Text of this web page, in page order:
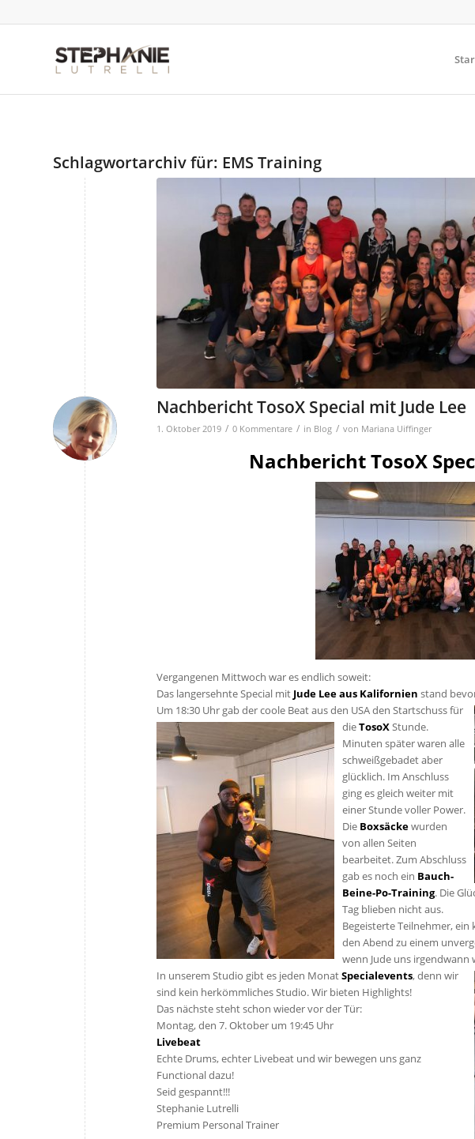
Schlagwortarchiv für: EMS Training
Nachbericht TosoX Special mit Jude Lee
1. Oktober 2019 / 0 Kommentare / in Blog / von Mariana Uiffinger
Nachbericht TosoX
Vergangenen Mittwoch war es endlich soweit:
Das langersehnte Special mit Jude Lee aus Kalifornien stand
Um 18:30 Uhr gab der coole Beat aus den USA den Startschuss für
dieTosoXStunde.
Minuten später waren alle
schweißgebadet aber
glücklich. Im Anschluss
ging es gleich weiter mit
einer Stunde voller Power.
Die Boxsäckewurden
von allen Seiten
bearbeitet. Zum Abschluss
gab es noch ein Bauch-
Beine-Po-Training. Die
Tag blieben nicht aus.
Begeisterte Teilnehmer,
den Abend zu einem
wenn Jude uns irgendwann
In unserem Studio gibt es jeden MonatSpecialevents, denn wir
sind kein herkömmliches Studio. Wir bieten Highlights!
Das nächste steht schon wieder vor der Tür:
Montag, den 7. Oktober um 19:45 Uhr
Livebeat
Echte Drums, echter Livebeat und wir bewegen uns ganz
Functional dazu!
Seid gespannt!!!
Stephanie Lutrelli
Premium Personal Trainer